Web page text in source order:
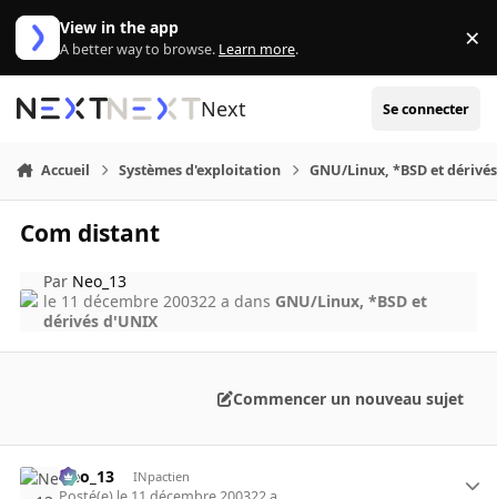
Aller au contenu
View in the app
A better way to browse. Learn more. ×
Next Se connecter
Accueil Systèmes d'exploitation GNU/Linux, *BSD et
Com distant
Par Neo_13
le 11 décembre 200322 a dans GNU/Linux, *BSD et
dérivés d'UNIX
Commencer un nouveau sujet
Neo_13 INpactien